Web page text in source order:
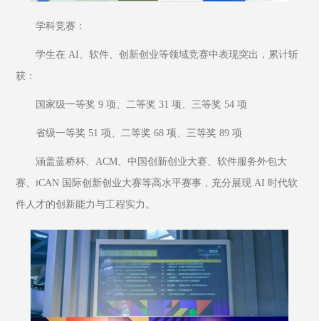
学科竞赛：
学生在 AI、软件、创新创业等领域竞赛中表现突出，累计斩
获：
国家级一等奖 9 项、二等奖 31 项、三等奖 54 项
省级一等奖 51 项、二等奖 68 项、三等奖 89 项
涵盖蓝桥杯、ACM、中国创新创业大赛、软件服务外包大
赛、iCAN 国际创新创业大赛等高水平赛事，充分展现 AI 时代软
件人才的创新能力与工程实力。